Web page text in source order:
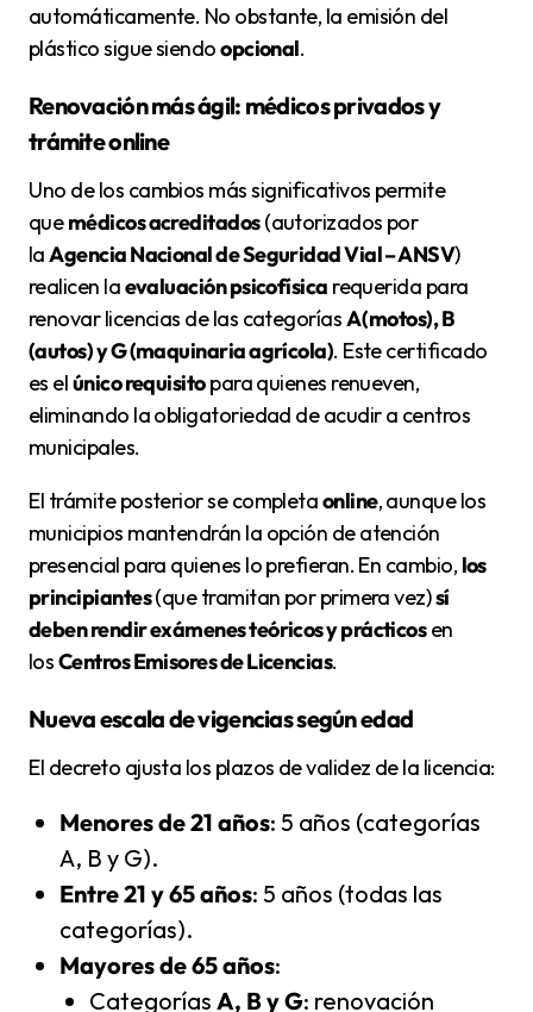
automáticamente. No obstante, la emisión del
plástico sigue siendoopcional.
Renovación más ágil: médicos privados y
trámite online
Uno de los cambios más significativos permite
quemédicos acreditados(autorizados por
laAgencia Nacional de Seguridad Vial – ANSV)
realicen laevaluación psicofísica requerida para
renovar licencias de las categoríasA (motos), B
(autos) y G (maquinaria agrícola). Este certificado
es elúnico requisitopara quienes renueven,
eliminando la obligatoriedad de acudir a centros
municipales.
El trámite posterior se completaonline, aunque los
municipios mantendrán la opción de atención
presencial para quienes lo prefieran. En cambio, los
principiantes(que tramitan por primera vez)sí
deben rendir exámenes teóricos y prácticosen
losCentros Emisores de Licencias.
Nueva escala de vigencias según edad
El decreto ajusta los plazos de validez de la licencia:
Menores de 21 años: 5 años (categorías
A, B y G).
Entre 21 y 65 años: 5 años (todas las
categorías).
Mayores de 65 años:
CategoríasA, B y G: renovación